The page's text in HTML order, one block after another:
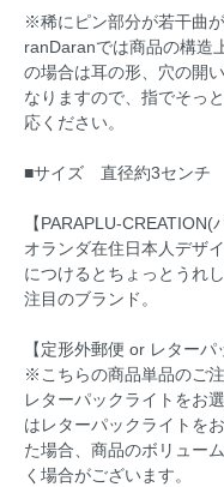
※稀にピン部分が若干曲
ranDaranでは商品の構造
の場合は耳の形、穴の開
なりますので、指でそっ
応ください。
■サイズ 直径約3センチ
【PARAPLU-CREATION(
オランダ在住日本人デザ
につけるとちょっとうれ
注目のブランド。
【定形外郵便 or レターパ
※こちらの商品単品のご
レターパックライトをお
はレターパックライトを
た場合、商品のボリュー
く場合がございます。